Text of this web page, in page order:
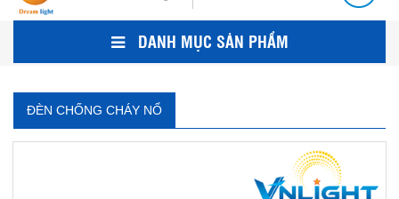
DANH MỤC SẢN PHẨM
ĐÈN CHỐNG CHÁY NỔ